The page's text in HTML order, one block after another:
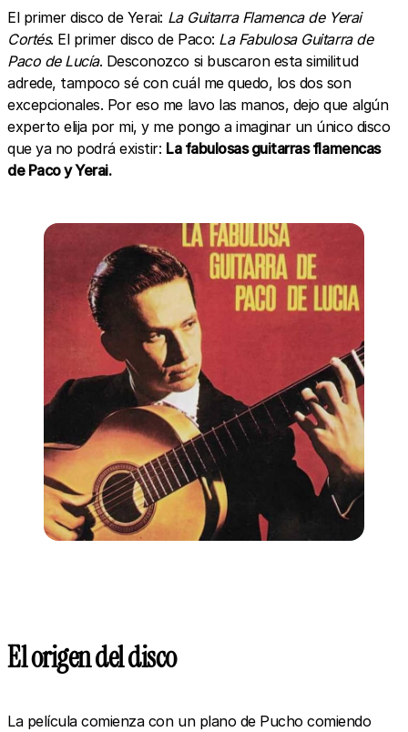
El primer disco de Yerai: La Guitarra Flamenca de Yerai
Cortés. El primer disco de Paco: La Fabulosa Guitarra de
Paco de Lucía. Desconozco si buscaron esta similitud
adrede, tampoco sé con cuál me quedo, los dos son
excepcionales. Por eso me lavo las manos, dejo que algún
experto elija por mi, y me pongo a imaginar un único disco
que ya no podrá existir: La fabulosas guitarras flamencas
de Paco y Yerai.
El origen del disco
La película comienza con un plano de Pucho comiendo